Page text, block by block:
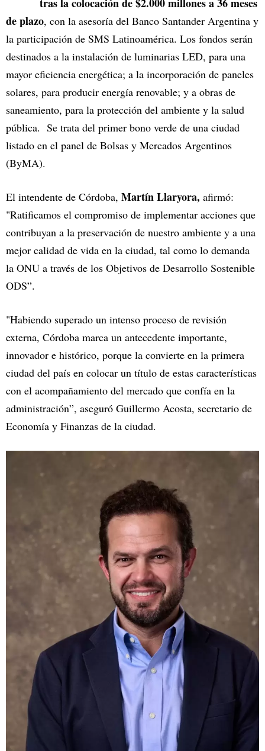
de plazo, con la asesoría del Banco Santander Argentina y
la participación de SMS Latinoamérica. Los fondos serán
destinados a la instalación de luminarias LED, para una
mayor eficiencia energética; a la incorporación de paneles
solares, para producir energía renovable; y a obras de
saneamiento, para la protección del ambiente y la salud
pública. Se trata del primer bono verde de una ciudad
listado en el panel de Bolsas y Mercados Argentinos
(ByMA).
El intendente de Córdoba, Martín Llaryora, afirmó:
"Ratificamos el compromiso de implementar acciones que
contribuyan a la preservación de nuestro ambiente y a una
mejor calidad de vida en la ciudad, tal como lo demanda
la ONU a través de los Objetivos de Desarrollo Sostenible
ODS”.
"Habiendo superado un intenso proceso de revisión
externa, Córdoba marca un antecedente importante,
innovador e histórico, porque la convierte en la primera
ciudad del país en colocar un título de estas características
con el acompañamiento del mercado que confía en la
administración”, aseguró Guillermo Acosta, secretario de
Economía y Finanzas de la ciudad.